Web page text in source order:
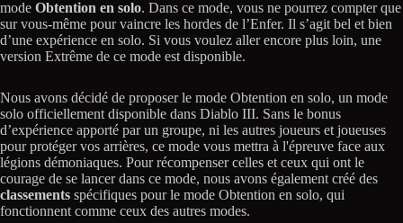
mode Obtention en solo. Dans ce mode, vous ne pourrez compter que
sur vous-même pour vaincre les hordes de l’Enfer. Il s’agit bel et bien
d’une expérience en solo. Si vous voulez aller encore plus loin, une
version Extrême de ce mode est disponible.
Nous avons décidé de proposer le mode Obtention en solo, un mode
solo officiellement disponible dans Diablo III. Sans le bonus
d’expérience apporté par un groupe, ni les autres joueurs et joueuses
pour protéger vos arrières, ce mode vous mettra à l'épreuve face aux
légions démoniaques. Pour récompenser celles et ceux qui ont le
courage de se lancer dans ce mode, nous avons également créé des
classements spécifiques pour le mode Obtention en solo, qui
fonctionnent comme ceux des autres modes.